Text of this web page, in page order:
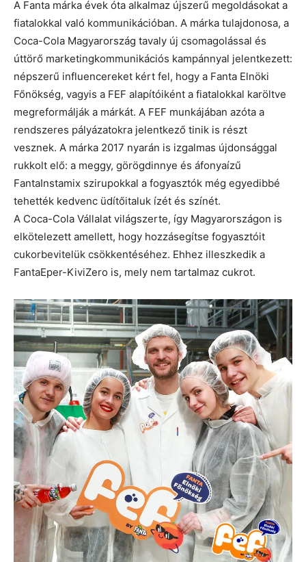
A Fanta márka évek óta alkalmaz újszerű megoldásokat a
fiatalokkal való kommunikációban. A márka tulajdonosa, a
Coca-Cola Magyarország tavaly új csomagolással és
úttörő marketingkommunikációs kampánnyal jelentkezett:
népszerű influencereket kért fel, hogy a Fanta Elnöki
Főnökség, vagyis a FEF alapítóiként a fiatalokkal karöltve
megreformálják a márkát. A FEF munkájában azóta a
rendszeres pályázatokra jelentkező tinik is részt
vesznek. A márka 2017 nyarán is izgalmas újdonsággal
rukkolt elő: a meggy, görögdinnye és áfonyaízű
FantaInstamix szirupokkal a fogyasztók még egyedibbé
tehették kedvenc üdítőitaluk ízét és színét.
A Coca-Cola Vállalat világszerte, így Magyarországon is
elkötelezett amellett, hogy hozzásegítse fogyasztóit
cukorbevitelük csökkentéséhez. Ehhez illeszkedik a
FantaEper-KiviZero is, mely nem tartalmaz cukrot.